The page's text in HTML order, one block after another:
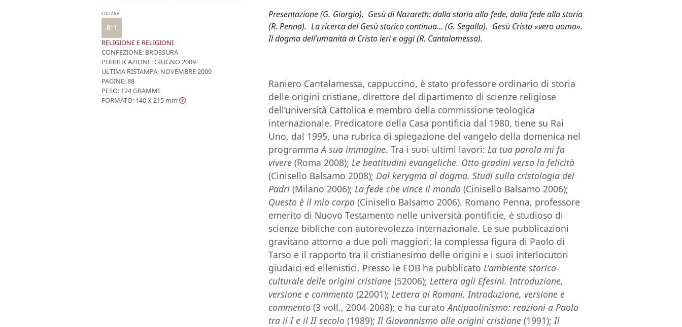
COLLANA
B11
RELIGIONE E RELIGIONI
CONFEZIONE: BROSSURA
PUBBLICAZIONE:GIUGNO 2009
ULTIMA RISTAMPA: NOVEMBRE 2009
PAGINE: 88
PESO: 124 GRAMMI
FORMATO: 140 X 215 mm
Presentazione (G. Giorgio). Gesù di Nazareth: dalla storia alla fede, dalla fede alla storia
(R. Penna). La ricerca del Gesù storico continua… (G. Segalla). Gesù Cristo «vero uomo».
Il dogma dell’umanità di Cristo ieri e oggi (R. Cantalamessa).
Raniero Cantalamessa, cappuccino, è stato professore ordinario di storia
delle origini cristiane, direttore del dipartimento di scienze religiose
dell’università Cattolica e membro della commissione teologica
internazionale. Predicatore della Casa pontificia dal 1980, tiene su Rai
Uno, dal 1995, una rubrica di spiegazione del vangelo della domenica nel
programmaA sua immagine. Tra i suoi ultimi lavori:La tua parola mi fa
vivere (Roma 2008);Le beatitudini evangeliche. Otto gradini verso la felicità
(Cinisello Balsamo 2008);Dal kerygma al dogma. Studi sulla cristologia dei
Padri(Milano 2006);La fede che vince il mondo (Cinisello Balsamo 2006);
Questo è il mio corpo (Cinisello Balsamo 2006). Romano Penna, professore
emerito di Nuovo Testamento nelle università pontificie, è studioso di
scienze bibliche con autorevolezza internazionale. Le sue pubblicazioni
gravitano attorno a due poli maggiori: la complessa figura di Paolo di
Tarso e il rapporto tra il cristianesimo delle origini e i suoi interlocutori
giudaici ed ellenistici. Presso le EDB ha pubblicatoL'ambiente storico-
culturale delle origini cristiane (52006);Lettera agli Efesini. Introduzione,
versione e commento (22001);Lettera ai Romani. Introduzione, versione e
commento(3 voll., 2004-2008); e ha curatoAntipaolinismo: reazioni a Paolo
tra il I e il II secolo (1989);Il Giovannismo alle origini cristiane (1991);Il